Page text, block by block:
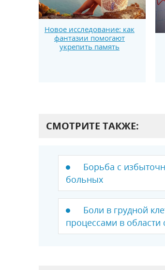
Новое исследование: как
фантазии помогают
укрепить память
СМОТРИТЕ ТАКЖЕ:
Борьба с
больных
Боли в грудной
процессами в области